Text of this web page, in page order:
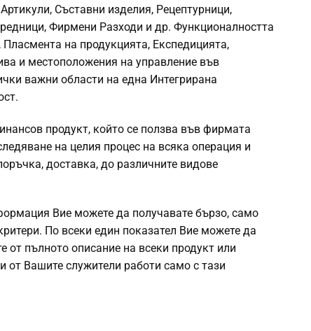
Съставни изделия, Рецептурници,
Фирмени Разходи и др. Функционалността
на продукцията, Експедицията,
и местоположения на управление във
важни области на една Интегрирана
продукт, който се ползва във фирмата
на целия процес на всяка операция и
доставка, до различните видове
Вие можете да получавате бързо, само
По всеки един показател Вие можете да
от пълното описание на всеки продукт или
от Вашите служители работи само с тази